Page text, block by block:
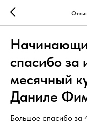
спасибо за
месячный
Даниле
Большое спасибо за